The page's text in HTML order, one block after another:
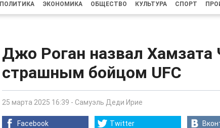
ПОЛИТИКА ЭКОНОМИКА ОБЩЕСТВО КУЛЬТУРА СПОРТ
Джо Роган назвал
страшным бойцом UFC
25 марта 2025 16:39 - Самуэль Деди Ирие
Facebook Twitter